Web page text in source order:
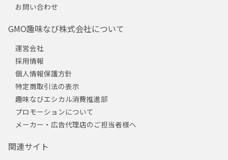
お問い合わせ
GMO趣味なび株式会社について
運営会社
採用情報
個人情報保護方針
特定商取引法の表示
趣味なびエシカル消費推進部
プロモーションについて
メーカー・広告代理店のご担当者様へ
関連サイト